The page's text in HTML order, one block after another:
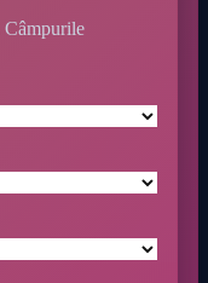
Câmpurile